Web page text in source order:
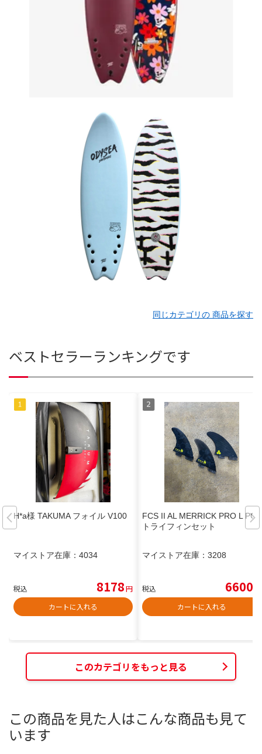
同じカテゴリの 商品を探す
ベストセラーランキングです
H*a様 TAKUMA フォイル V100
マイストア在庫： 4034
税込 8178円
カートに入れる
FCS II AL MERRICK PRO L PG
トライフィンセット
マイストア在庫： 3208
税込 6600
カートに入れる
このカテゴリをもっと見る
この商品を見た人はこんな商品も見て
います